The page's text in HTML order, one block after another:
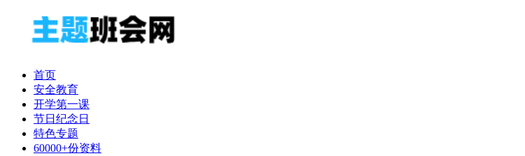
首页
安全教育
开学第一课
节日纪念日
特色专题
60000+份资料